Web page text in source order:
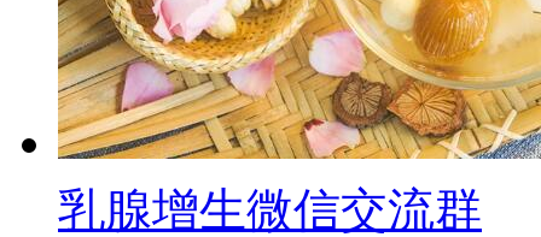
乳腺增生微信交流群